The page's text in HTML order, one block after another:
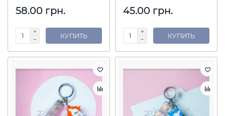
58.00 грн.
КУПИТЬ
45.00 грн.
КУПИТЬ